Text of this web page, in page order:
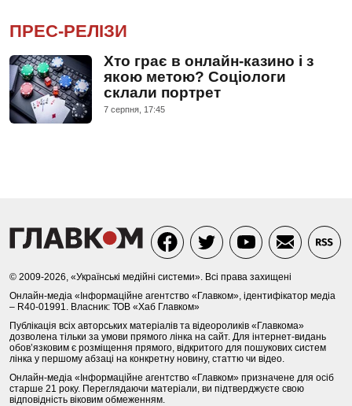
ПРЕС-РЕЛІЗИ
Хто грає в онлайн-казино і з
якою метою? Соціологи
склали портрет
7 серпня, 17:45
© 2009-2026, «Українські медійні системи». Всі права захищені
Онлайн-медіа «Інформаційне агентство «Главком», ідентифікатор медіа
– R40-01991. Власник: ТОВ «Хаб Главком»
Публікація всіх авторських матеріалів та відеороликів «Главкома»
дозволена тільки за умови прямого лінка на сайт. Для інтернет-видань
обов’язковим є розміщення прямого, відкритого для пошукових систем
лінка у першому абзаці на конкретну новину, статтю чи відео.
Онлайн-медіа «Інформаційне агентство «Главком» призначене для осіб
старше 21 року. Переглядаючи матеріали, ви підтверджуєте свою
відповідність віковим обмеженням.